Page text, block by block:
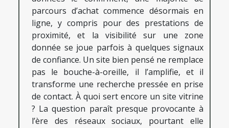
parcours d’achat commence désormais en
ligne, y compris pour des prestations de
proximité, et la visibilité sur une zone
donnée se joue parfois à quelques signaux
de confiance. Un site bien pensé ne remplace
pas le bouche-à-oreille, il l’amplifie, et il
transforme une recherche pressée en prise
de contact. À quoi sert encore un site vitrine
? La question paraît presque provocante à
l’ère des réseaux sociaux, pourtant elle